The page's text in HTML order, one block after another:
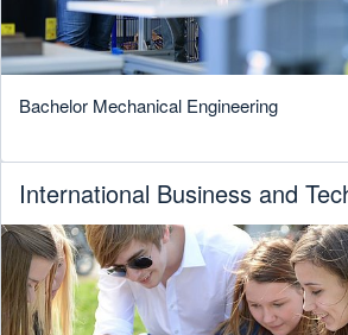
Bachelor Mechanical Engineering
International Business and